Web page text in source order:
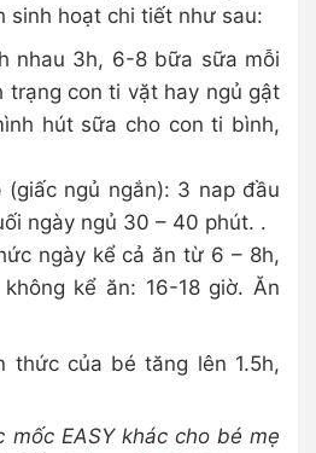
sinh hoạt chi tiết như sau:
nhau 3h, 6-8 bữa sữa mỗi
trạng con ti vặt hay ngủ gật
hút sữa cho con ti bình,
(giấc ngủ ngắn): 3 nap đầu
ngày ngủ 30 – 40 phút. .
ngày kể cả ăn từ 6 – 8h,
kể ăn: 16-18 giờ. Ăn
thức của bé tăng lên 1.5h,
EASY khác cho bé mẹ